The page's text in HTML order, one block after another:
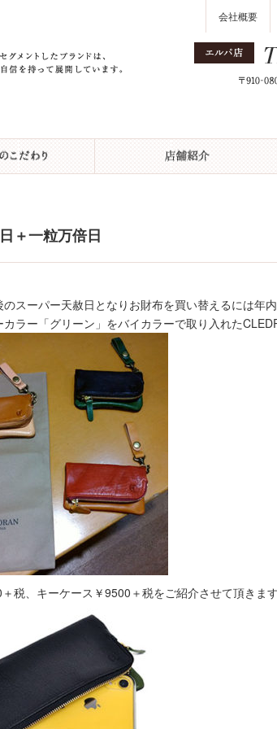
会社概要
＋一粒万倍日
のスーパー天赦日となりお財布を買い替えるには年
カラー「グリーン」をバイカラーで取り入れた
税、キーケース￥9500＋税をご紹介させて頂きま